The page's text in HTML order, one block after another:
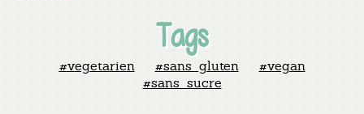
Tags
#vegetarien #sans_gluten
#vegan
#sans_sucre